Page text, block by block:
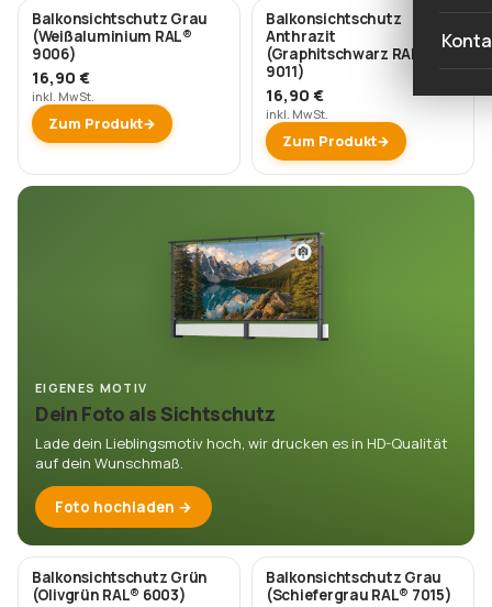
Balkonsichtschutz Grau
(Weißaluminium RAL®
9006)
16,90 €
inkl. MwSt.
Zum Produkt
Balkonsichtschutz
Anthrazit
(Graphitschwarz RAL®
9011)
16,90 €
inkl. MwSt.
Zum Produkt
EIGENES MOTIV
Dein Foto als Sichtschutz
Lade dein Lieblingsmotiv hoch, wir drucken es in HD-Qualität
auf dein Wunschmaß.
Foto hochladen →
Balkonsichtschutz Grün
(Olivgrün RAL® 6003)
Balkonsichtschutz Grau
(Schiefergrau RAL® 7015)